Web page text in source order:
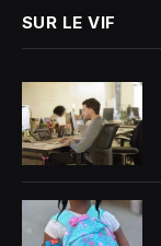
SUR LE VIF